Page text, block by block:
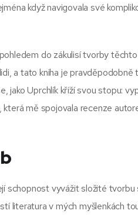
když navigovala své
do zákulisí tvorby
a tato kniha je
jako Uprchlík kříží svou stopu:
mě spojovala recenze
schopnost vyvážit složité
literatura v mých myšlenkách